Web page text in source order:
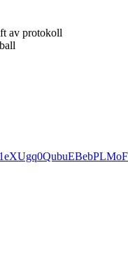
av protokoll